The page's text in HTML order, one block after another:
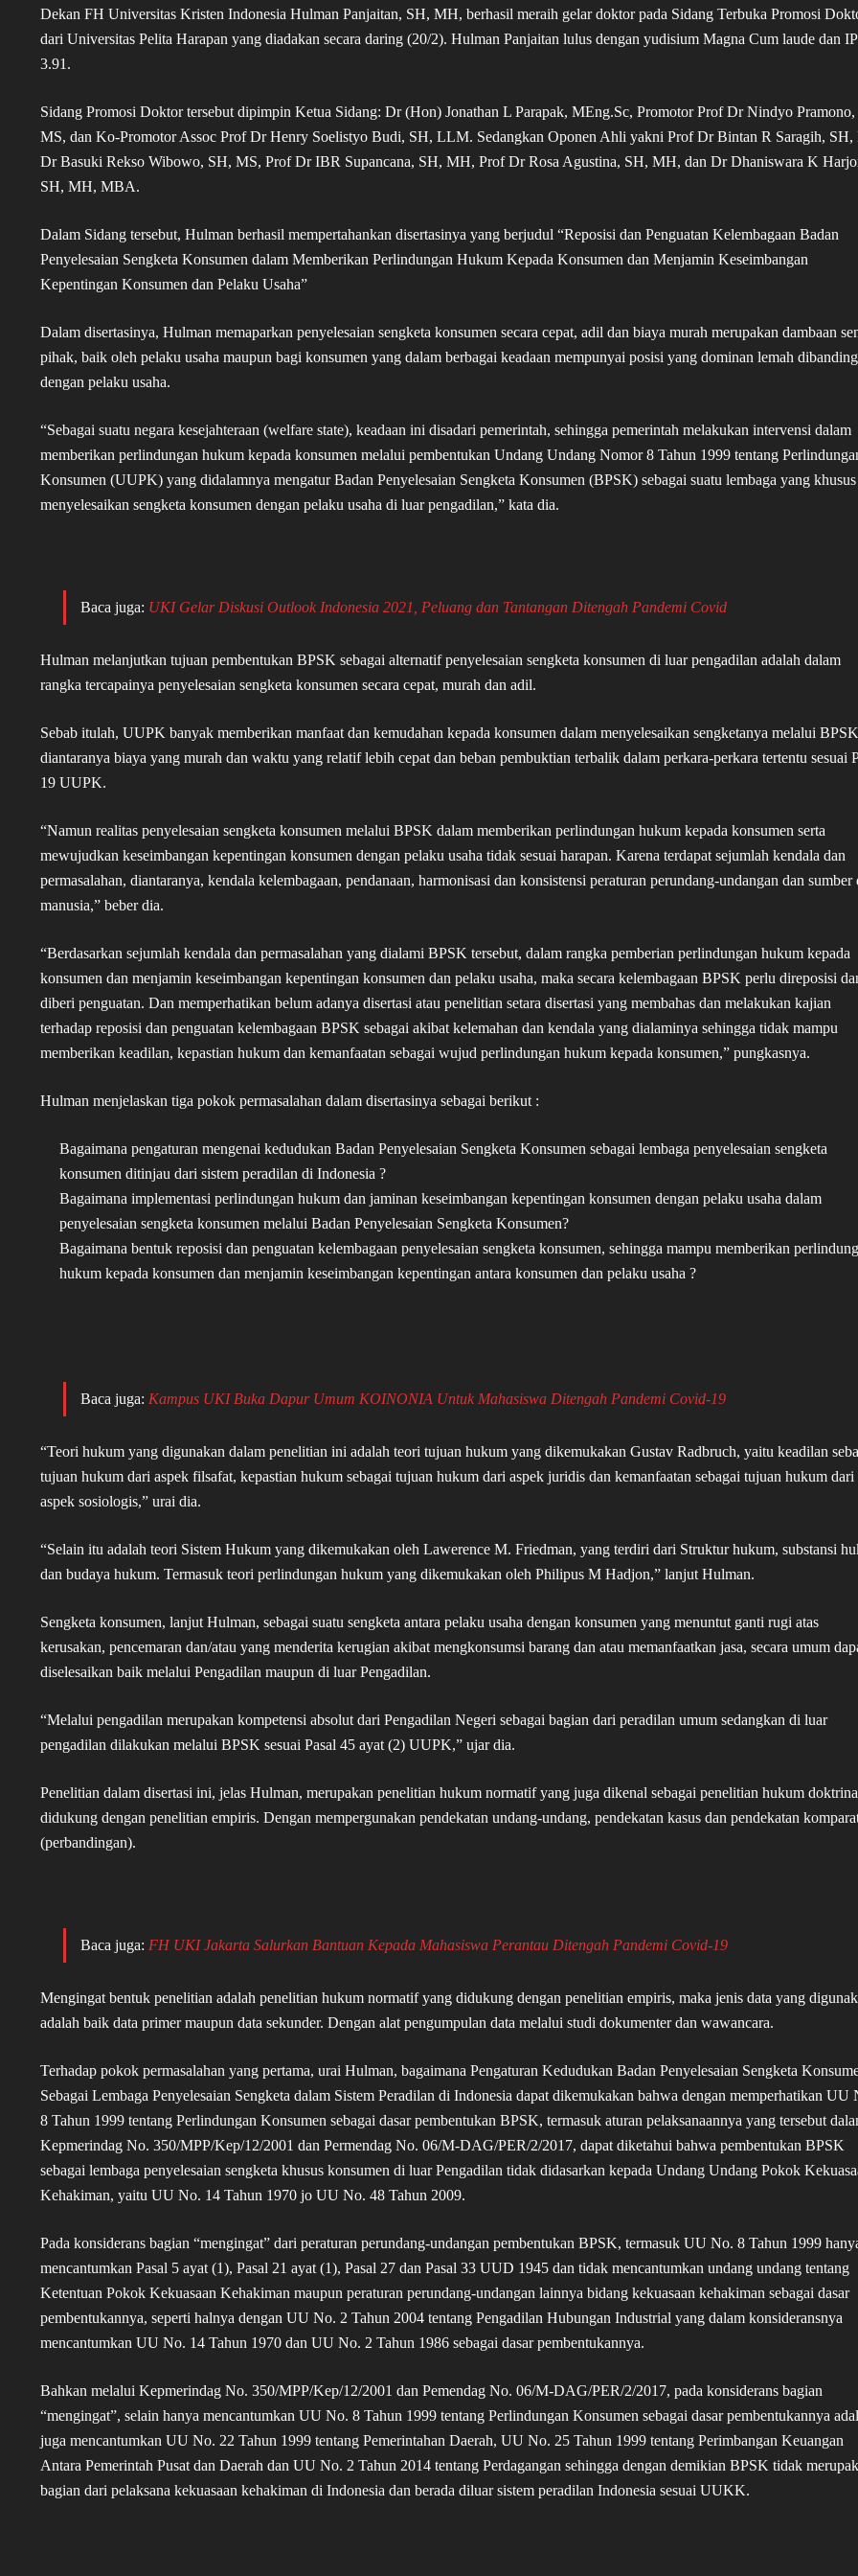
Dekan FH Universitas Kristen Indonesia Hulman Panjaitan, SH, MH, berhasil meraih gelar doktor pada Sidang Terbuka Promosi
dari Universitas Pelita Harapan yang diadakan secara daring (20/2). Hulman Panjaitan lulus dengan yudisium Magna Cum laude dan
3.91.
Sidang Promosi Doktor tersebut dipimpin Ketua Sidang: Dr (Hon) Jonathan L Parapak, MEng.Sc, Promotor Prof Dr Nindyo Pramono,
MS, dan Ko-Promotor Assoc Prof Dr Henry Soelistyo Budi, SH, LLM. Sedangkan Oponen Ahli yakni Prof Dr Bintan R Saragih, SH,
Dr Basuki Rekso Wibowo, SH, MS, Prof Dr IBR Supancana, SH, MH, Prof Dr Rosa Agustina, SH, MH, dan Dr Dhaniswara K
SH, MH, MBA.
Dalam Sidang tersebut, Hulman berhasil mempertahankan disertasinya yang berjudul “Reposisi dan Penguatan Kelembagaan Badan
Penyelesaian Sengketa Konsumen dalam Memberikan Perlindungan Hukum Kepada Konsumen dan Menjamin Keseimbangan
Kepentingan Konsumen dan Pelaku Usaha”
Dalam disertasinya, Hulman memaparkan penyelesaian sengketa konsumen secara cepat, adil dan biaya murah merupakan dambaan
pihak, baik oleh pelaku usaha maupun bagi konsumen yang dalam berbagai keadaan mempunyai posisi yang dominan lemah dibanding
dengan pelaku usaha.
“Sebagai suatu negara kesejahteraan (welfare state), keadaan ini disadari pemerintah, sehingga pemerintah melakukan intervensi dalam
memberikan perlindungan hukum kepada konsumen melalui pembentukan Undang Undang Nomor 8 Tahun 1999 tentang
Konsumen (UUPK) yang didalamnya mengatur Badan Penyelesaian Sengketa Konsumen (BPSK) sebagai suatu lembaga yang khusus
menyelesaikan sengketa konsumen dengan pelaku usaha di luar pengadilan,” kata dia.
Baca juga: UKI Gelar Diskusi Outlook Indonesia 2021, Peluang dan Tantangan Ditengah Pandemi Covid
Hulman melanjutkan tujuan pembentukan BPSK sebagai alternatif penyelesaian sengketa konsumen di luar pengadilan adalah dalam
rangka tercapainya penyelesaian sengketa konsumen secara cepat, murah dan adil.
Sebab itulah, UUPK banyak memberikan manfaat dan kemudahan kepada konsumen dalam menyelesaikan sengketanya melalui
diantaranya biaya yang murah dan waktu yang relatif lebih cepat dan beban pembuktian terbalik dalam perkara-perkara tertentu sesuai
19 UUPK.
“Namun realitas penyelesaian sengketa konsumen melalui BPSK dalam memberikan perlindungan hukum kepada konsumen serta
mewujudkan keseimbangan kepentingan konsumen dengan pelaku usaha tidak sesuai harapan. Karena terdapat sejumlah kendala dan
permasalahan, diantaranya, kendala kelembagaan, pendanaan, harmonisasi dan konsistensi peraturan perundang-undangan dan sumber
manusia,” beber dia.
“Berdasarkan sejumlah kendala dan permasalahan yang dialami BPSK tersebut, dalam rangka pemberian perlindungan hukum kepada
konsumen dan menjamin keseimbangan kepentingan konsumen dan pelaku usaha, maka secara kelembagaan BPSK perlu direposisi
diberi penguatan. Dan memperhatikan belum adanya disertasi atau penelitian setara disertasi yang membahas dan melakukan kajian
terhadap reposisi dan penguatan kelembagaan BPSK sebagai akibat kelemahan dan kendala yang dialaminya sehingga tidak mampu
memberikan keadilan, kepastian hukum dan kemanfaatan sebagai wujud perlindungan hukum kepada konsumen,” pungkasnya.
Hulman menjelaskan tiga pokok permasalahan dalam disertasinya sebagai berikut :
Bagaimana pengaturan mengenai kedudukan Badan Penyelesaian Sengketa Konsumen sebagai lembaga penyelesaian sengketa
konsumen ditinjau dari sistem peradilan di Indonesia ?
Bagaimana implementasi perlindungan hukum dan jaminan keseimbangan kepentingan konsumen dengan pelaku usaha dalam
penyelesaian sengketa konsumen melalui Badan Penyelesaian Sengketa Konsumen?
Bagaimana bentuk reposisi dan penguatan kelembagaan penyelesaian sengketa konsumen, sehingga mampu memberikan
hukum kepada konsumen dan menjamin keseimbangan kepentingan antara konsumen dan pelaku usaha ?
Baca juga: Kampus UKI Buka Dapur Umum KOINONIA Untuk Mahasiswa Ditengah Pandemi Covid-19
“Teori hukum yang digunakan dalam penelitian ini adalah teori tujuan hukum yang dikemukakan Gustav Radbruch, yaitu keadilan
tujuan hukum dari aspek filsafat, kepastian hukum sebagai tujuan hukum dari aspek juridis dan kemanfaatan sebagai tujuan hukum dari
aspek sosiologis,” urai dia.
“Selain itu adalah teori Sistem Hukum yang dikemukakan oleh Lawerence M. Friedman, yang terdiri dari Struktur hukum, substansi
dan budaya hukum. Termasuk teori perlindungan hukum yang dikemukakan oleh Philipus M Hadjon,” lanjut Hulman.
Sengketa konsumen, lanjut Hulman, sebagai suatu sengketa antara pelaku usaha dengan konsumen yang menuntut ganti rugi atas
kerusakan, pencemaran dan/atau yang menderita kerugian akibat mengkonsumsi barang dan atau memanfaatkan jasa, secara umum
diselesaikan baik melalui Pengadilan maupun di luar Pengadilan.
“Melalui pengadilan merupakan kompetensi absolut dari Pengadilan Negeri sebagai bagian dari peradilan umum sedangkan di luar
pengadilan dilakukan melalui BPSK sesuai Pasal 45 ayat (2) UUPK,” ujar dia.
Penelitian dalam disertasi ini, jelas Hulman, merupakan penelitian hukum normatif yang juga dikenal sebagai penelitian hukum
didukung dengan penelitian empiris. Dengan mempergunakan pendekatan undang-undang, pendekatan kasus dan pendekatan
(perbandingan).
Baca juga: FH UKI Jakarta Salurkan Bantuan Kepada Mahasiswa Perantau Ditengah Pandemi Covid-19
Mengingat bentuk penelitian adalah penelitian hukum normatif yang didukung dengan penelitian empiris, maka jenis data yang
adalah baik data primer maupun data sekunder. Dengan alat pengumpulan data melalui studi dokumenter dan wawancara.
Terhadap pokok permasalahan yang pertama, urai Hulman, bagaimana Pengaturan Kedudukan Badan Penyelesaian Sengketa
Sebagai Lembaga Penyelesaian Sengketa dalam Sistem Peradilan di Indonesia dapat dikemukakan bahwa dengan memperhatikan UU
8 Tahun 1999 tentang Perlindungan Konsumen sebagai dasar pembentukan BPSK, termasuk aturan pelaksanaannya yang tersebut
Kepmerindag No. 350/MPP/Kep/12/2001 dan Permendag No. 06/M-DAG/PER/2/2017, dapat diketahui bahwa pembentukan BPSK
sebagai lembaga penyelesaian sengketa khusus konsumen di luar Pengadilan tidak didasarkan kepada Undang Undang Pokok
Kehakiman, yaitu UU No. 14 Tahun 1970 jo UU No. 48 Tahun 2009.
Pada konsiderans bagian “mengingat” dari peraturan perundang-undangan pembentukan BPSK, termasuk UU No. 8 Tahun 1999
mencantumkan Pasal 5 ayat (1), Pasal 21 ayat (1), Pasal 27 dan Pasal 33 UUD 1945 dan tidak mencantumkan undang undang tentang
Ketentuan Pokok Kekuasaan Kehakiman maupun peraturan perundang-undangan lainnya bidang kekuasaan kehakiman sebagai dasar
pembentukannya, seperti halnya dengan UU No. 2 Tahun 2004 tentang Pengadilan Hubungan Industrial yang dalam konsideransnya
mencantumkan UU No. 14 Tahun 1970 dan UU No. 2 Tahun 1986 sebagai dasar pembentukannya.
Bahkan melalui Kepmerindag No. 350/MPP/Kep/12/2001 dan Pemendag No. 06/M-DAG/PER/2/2017, pada konsiderans bagian
“mengingat”, selain hanya mencantumkan UU No. 8 Tahun 1999 tentang Perlindungan Konsumen sebagai dasar pembentukannya
juga mencantumkan UU No. 22 Tahun 1999 tentang Pemerintahan Daerah, UU No. 25 Tahun 1999 tentang Perimbangan Keuangan
Antara Pemerintah Pusat dan Daerah dan UU No. 2 Tahun 2014 tentang Perdagangan sehingga dengan demikian BPSK tidak
bagian dari pelaksana kekuasaan kehakiman di Indonesia dan berada diluar sistem peradilan Indonesia sesuai UUKK.